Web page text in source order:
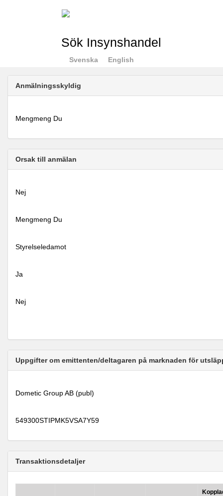
Sök Insynshandel
Svenska English
Anmälningsskyldig
Mengmeng Du
Orsak till anmälan
Nej
Mengmeng Du
Styrelseledamot
Ja
Nej
Uppgifter om emittenten/deltagaren på marknaden för
Dometic Group AB (publ)
549300STIPMK5VSA7Y59
Transaktionsdetaljer